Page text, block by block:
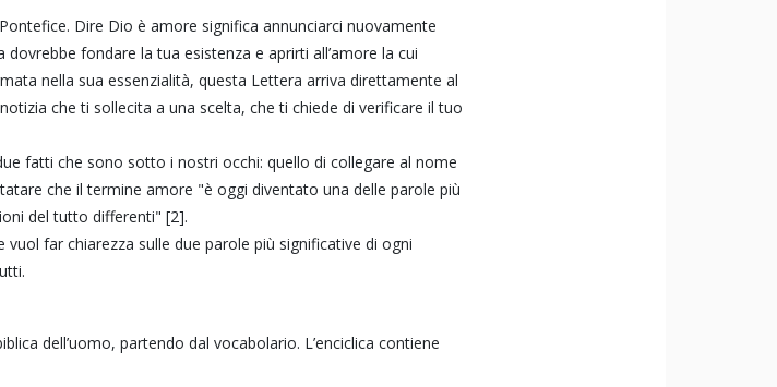
Dire Dio è amore significa annunciarci nuovamente
fondare la tua esistenza e aprirti all’amore la cui
nella sua essenzialità, questa Lettera arriva direttamente al
che ti sollecita a una scelta, che ti chiede di verificare il tuo
fatti che sono sotto i nostri occhi: quello di collegare al nome
che il termine amore "è oggi diventato una delle parole più
del tutto differenti" [2].
vuol far chiarezza sulle due parole più significative di ogni
dell’uomo, partendo dal vocabolario. L’enciclica contiene